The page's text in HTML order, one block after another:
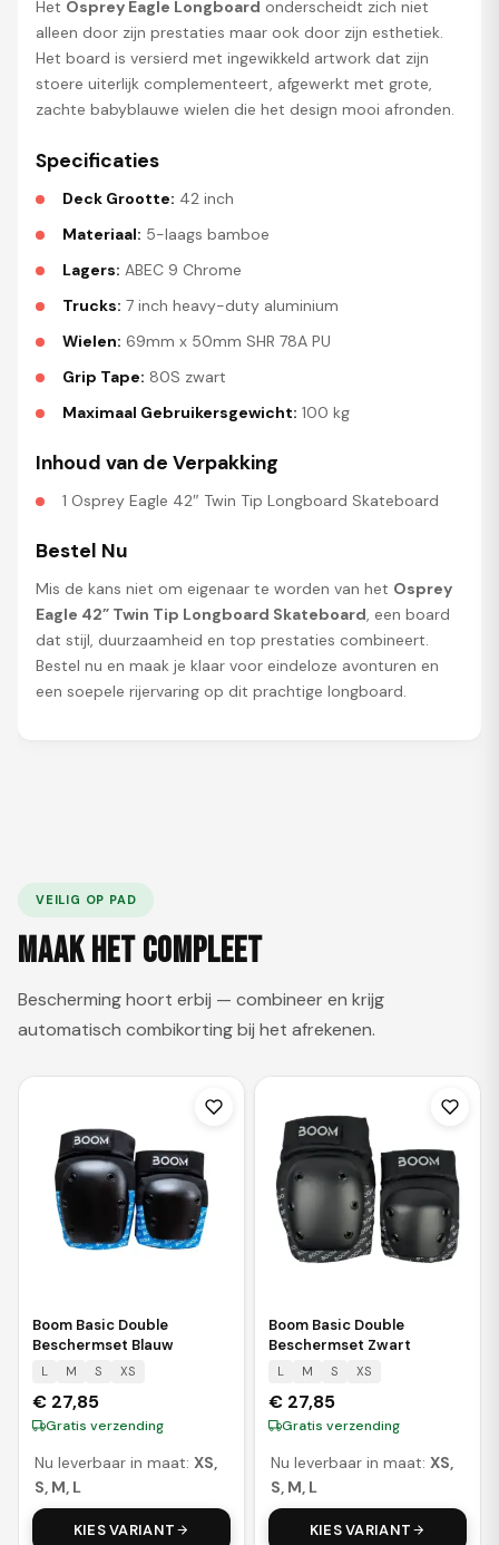
Het Osprey Eagle Longboard onderscheidt zich niet
alleen door zijn prestaties maar ook door zijn esthetiek.
Het board is versierd met ingewikkeld artwork dat zijn
stoere uiterlijk complementeert, afgewerkt met grote,
zachte babyblauwe wielen die het design mooi afronden.
Specificaties
Deck Grootte: 42 inch
Materiaal: 5-laags bamboe
Lagers: ABEC 9 Chrome
Trucks: 7 inch heavy-duty aluminium
Wielen: 69mm x 50mm SHR 78A PU
Grip Tape: 80S zwart
Maximaal Gebruikersgewicht: 100 kg
Inhoud van de Verpakking
1 Osprey Eagle 42″ Twin Tip Longboard Skateboard
Bestel Nu
Mis de kans niet om eigenaar te worden van het Osprey
Eagle 42” Twin Tip Longboard Skateboard, een board
dat stijl, duurzaamheid en top prestaties combineert.
Bestel nu en maak je klaar voor eindeloze avonturen en
een soepele rijervaring op dit prachtige longboard.
VEILIG OP PAD
Maak het compleet
Bescherming hoort erbij — combineer en krijg
automatisch combikorting bij het afrekenen.
Boom Basic Double
Beschermset Blauw
L M S XS
€ 27,85
Gratis verzending
Nu leverbaar in maat: XS,
S, M, L
KIES VARIANT
Boom Basic Double
Beschermset Zwart
L M S XS
€ 27,85
Gratis verzending
Nu leverbaar in maat: XS,
S, M, L
KIES VARIANT